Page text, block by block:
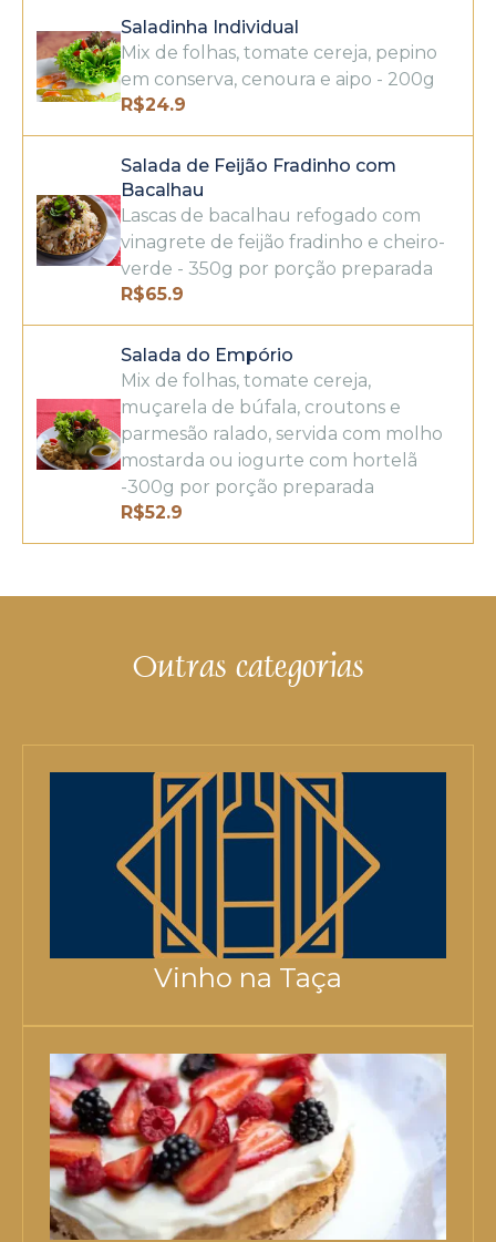
Saladinha Individual
Mix de folhas, tomate cereja, pepino
em conserva, cenoura e aipo - 200g
R$24.9
Salada de Feijão Fradinho com
Bacalhau
Lascas de bacalhau refogado com
vinagrete de feijão fradinho e cheiro-
verde - 350g por porção preparada
R$65.9
Salada do Empório
Mix de folhas, tomate cereja,
muçarela de búfala, croutons e
parmesão ralado, servida com molho
mostarda ou iogurte com hortelã
-300g por porção preparada
R$52.9
Outras categorias
Vinho na Taça